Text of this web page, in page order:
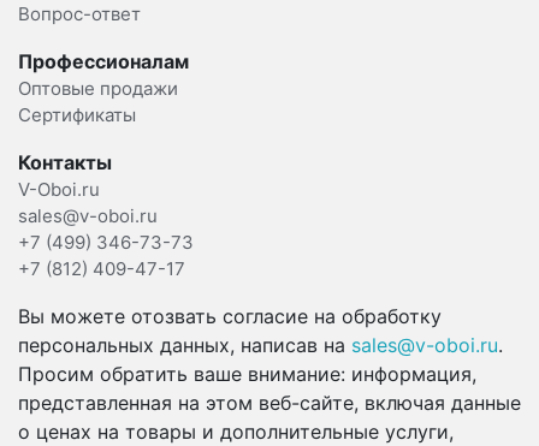
Вопрос-ответ
Профессионалам
Оптовые продажи
Сертификаты
Контакты
V-Oboi.ru
sales@v-oboi.ru
+7 (499) 346-73-73
+7 (812) 409-47-17
Вы можете отозвать согласие на обработку
персональных данных, написав на sales@v-oboi.ru.
Просим обратить ваше внимание: информация,
представленная на этом веб-сайте, включая данные
о ценах на товары и дополнительные услуги,